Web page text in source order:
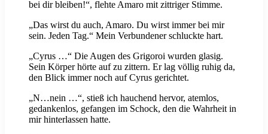
bei dir bleiben!“, flehte Amaro mit zittriger Stimme.
„Das wirst du auch, Amaro. Du wirst immer bei mir
sein. Jeden Tag.“ Mein Verbundener schluckte hart.
„Cyrus …“ Die Augen des Grigoroi wurden glasig.
Sein Körper hörte auf zu zittern. Er lag völlig ruhig da,
den Blick immer noch auf Cyrus gerichtet.
„N…nein …“, stieß ich hauchend hervor, atemlos,
gedankenlos, gefangen im Schock, den die Wahrheit in
mir hinterlassen hatte.